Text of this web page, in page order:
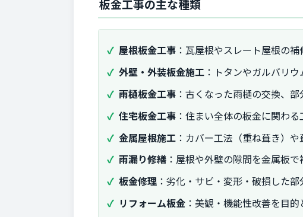
板金工事の主な種類
屋根板金工事 ：瓦屋根やスレート屋根の
外壁・外装板金施工 ：トタンやガルバリ
雨樋板金工事 ：古くなった雨樋の交換、
住宅板金工事 ：住まい全体の板金に関わ
金属屋根施工 ：カバー工法（重ね葺き）
雨漏り修繕 ：屋根や外壁の隙間を金属板
板金修理 ：劣化・サビ・変形・破損した部
リフォーム板金 ：美観・機能性改善を目